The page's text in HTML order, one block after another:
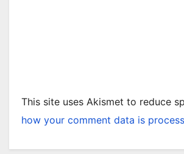
This site uses Akismet to reduce
how your comment data is